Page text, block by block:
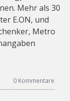
Mehr als 30
E.ON, und
Metro
0 Kommentare